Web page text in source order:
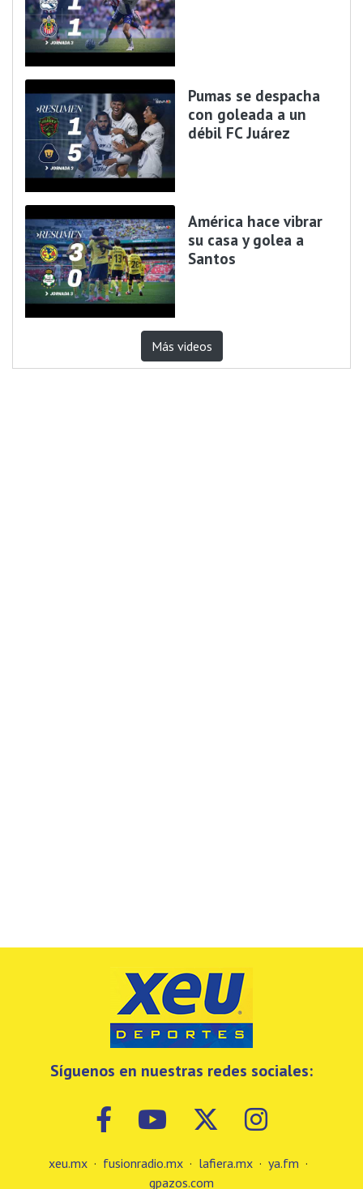
Pumas se despacha
con goleada a un
débil FC Juárez
América hace vibrar
su casa y golea a
Santos
Más videos
Síguenos en nuestras redes sociales:
xeu.mx · fusionradio.mx · lafiera.mx · ya.fm ·
gpazos.com